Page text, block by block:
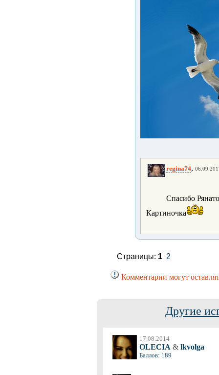
regina74,
Спасибо
Картиночка
Страницы: 1 2
Комментарии могут
Другие
17.08.2014
OLECIA & lkvolga
Баллов: 189